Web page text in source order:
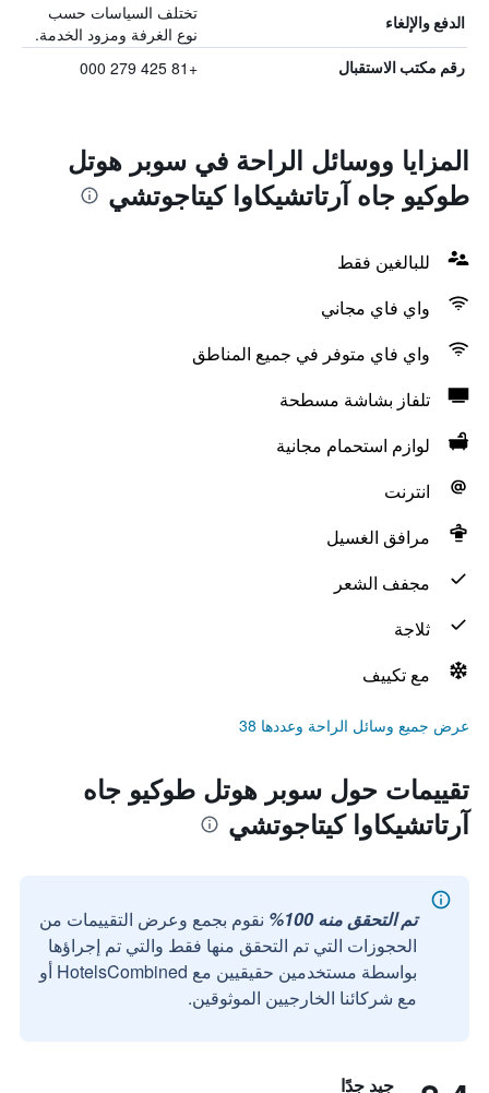
الدفع والإلغاء
تختلف السياسات حسب
نوع الغرفة ومزود الخدمة.
رقم مكتب الاستقبال +81 425 279 000
المزايا ووسائل الراحة في سوبر هوتل
طوكيو جاه آرتاتشيكاوا كيتاجوتشي
للبالغين فقط
واي فاي مجاني
واي فاي متوفر في جميع المناطق
تلفاز بشاشة مسطحة
لوازم استحمام مجانية
انترنت
مرافق الغسيل
مجفف الشعر
ثلاجة
مع تكييف
عرض جميع وسائل الراحة وعددها 38
تقييمات حول سوبر هوتل طوكيو جاه
آرتاتشيكاوا كيتاجوتشي
تم التحقق منه 100%
نقوم بجمع وعرض التقييمات من
الحجوزات التي تم التحقق منها فقط والتي تم إجراؤها
بواسطة مستخدمين حقيقيين مع HotelsCombined أو
مع شركائنا الخارجيين الموثوقين.
جيد جدًا